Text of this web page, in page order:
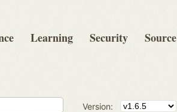
Learning Security Source
Version: